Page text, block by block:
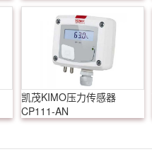
凯茂KIMO压力传感器
CP111-AN